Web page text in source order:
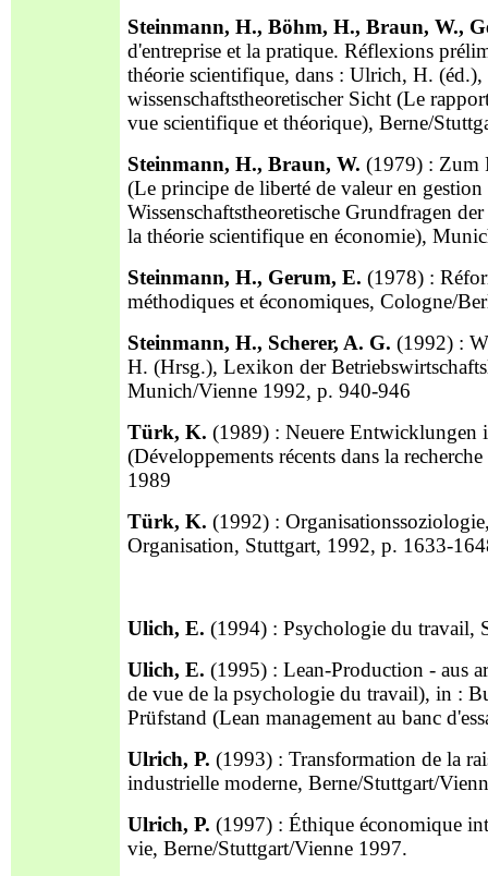
Steinmann, H., Böhm, H., Braun, W.,
d'entreprise et la pratique. Réflexions
théorie scientifique, dans : Ulrich, H.
wissenschaftstheoretischer Sicht (Le
vue scientifique et théorique), Berne/
Steinmann, H., Braun, W. (1979) : Zum
(Le principe de liberté de valeur en
Wissenschaftstheoretische Grundfragen
la théorie scientifique en économie),
Steinmann, H., Gerum, E. (1978) :
méthodiques et économiques, Cologne/
Steinmann, H., Scherer, A. G. (1992) :
H. (Hrsg.), Lexikon der
Munich/Vienne 1992, p. 940-946
Türk, K. (1989) : Neuere Entwicklungen
(Développements récents dans la
1989
Türk, K. (1992) :
Organisation, Stuttgart, 1992, p. 1633-
Ulich, E. (1994) : Psychologie du travail,
Ulich, E. (1995) : Lean-Production - aus
de vue de la psychologie du travail), in :
Prüfstand (Lean management au banc
Ulrich, P. (1993) : Transformation de la
industrielle moderne, Berne/Stuttgart/
Ulrich, P. (1997) : Éthique économique
vie, Berne/Stuttgart/Vienne 1997.